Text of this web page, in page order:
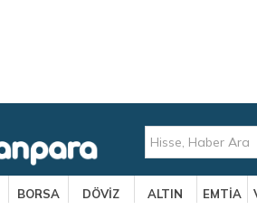
BORSA DÖVİZ ALTIN EMTİA